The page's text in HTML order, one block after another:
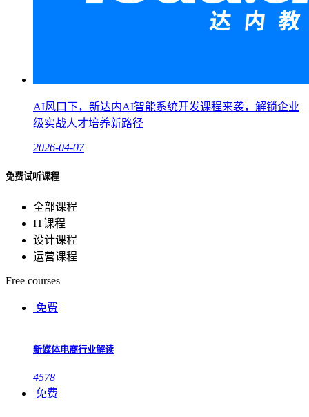
AI风口下，新达内AI智能系统开发课程来袭，解锁企业
级实战人才培养新路径
2026-04-07
免费试听课程
全部课程
IT课程
设计课程
运营课程
Free courses
免费
新媒体电商行业解读
4578
免费